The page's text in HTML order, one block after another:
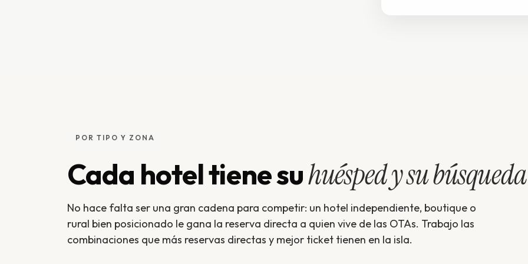
POR TIPO Y ZONA
Cada hotel tiene suhuésped y su búsqueda
No hace falta ser una gran cadena para competir: un hotel independiente, boutique o
rural bien posicionado le gana la reserva directa a quien vive de las OTAs. Trabajo las
combinaciones que más reservas directas y mejor ticket tienen en la isla.